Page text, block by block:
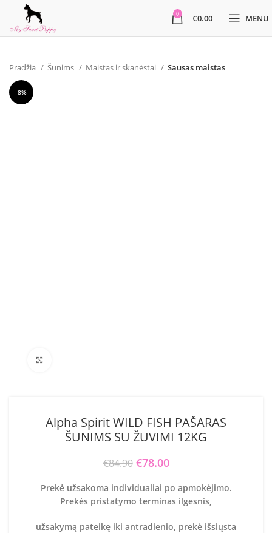
0 €0.00 MENU
Pradžia Šunims Maistas ir skanėstai Sausas maistas
-8%
Alpha Spirit WILD FISH PAŠARAS
ŠUNIMS SU ŽUVIMI 12KG
€84.90 Original price was: €84.90.
€78.00
Prekė užsakoma individualiai po apmokėjimo.
Prekės pristatymo terminas ilgesnis,
užsakymą pateikę iki antradienio, prekė išsiųsta